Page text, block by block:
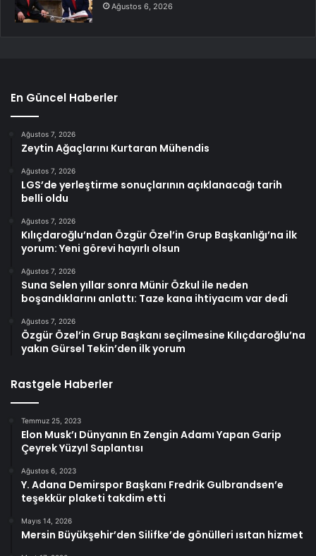
Ağustos 6, 2026
En Güncel Haberler
Ağustos 7, 2026
Zeytin Ağaçlarını Kurtaran Mühendis
Ağustos 7, 2026
LGS’de yerleştirme sonuçlarının açıklanacağı tarih
belli oldu
Ağustos 7, 2026
Kılıçdaroğlu’ndan Özgür Özel’in Grup Başkanlığı’na ilk
yorum: Yeni görevi hayırlı olsun
Ağustos 7, 2026
Suna Selen yıllar sonra Münir Özkul ile neden
boşandıklarını anlattı: Taze kana ihtiyacım var dedi
Ağustos 7, 2026
Özgür Özel’in Grup Başkanı seçilmesine Kılıçdaroğlu’na
yakın Gürsel Tekin’den ilk yorum
Rastgele Haberler
Temmuz 25, 2023
Elon Musk’ı Dünyanın En Zengin Adamı Yapan Garip
Çeyrek Yüzyıl Saplantısı
Ağustos 6, 2023
Y. Adana Demirspor Başkanı Fredrik Gulbrandsen’e
teşekkür plaketi takdim etti
Mayıs 14, 2026
Mersin Büyükşehir’den Silifke’de gönülleri ısıtan hizmet